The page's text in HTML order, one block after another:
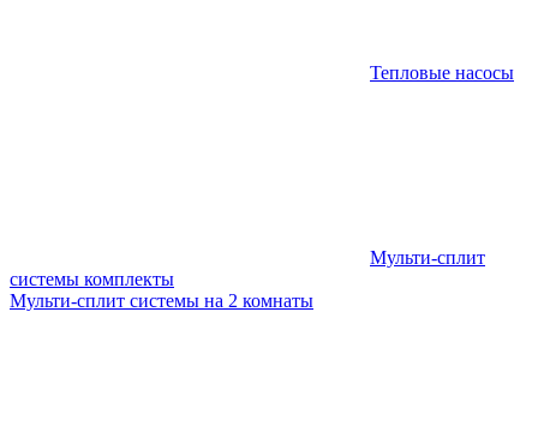
Тепловые насосы
Мульти-сплит
системы комплекты
Мульти-сплит системы на 2 комнаты